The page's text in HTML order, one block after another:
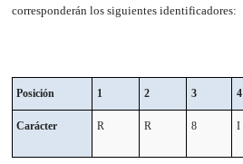
corresponderán los siguientes identificadores:
Posición 1 2 3 4
Carácter R R 8 I